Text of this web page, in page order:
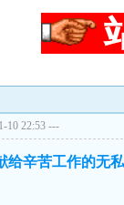
10 22:53 ---
给辛苦工作的无